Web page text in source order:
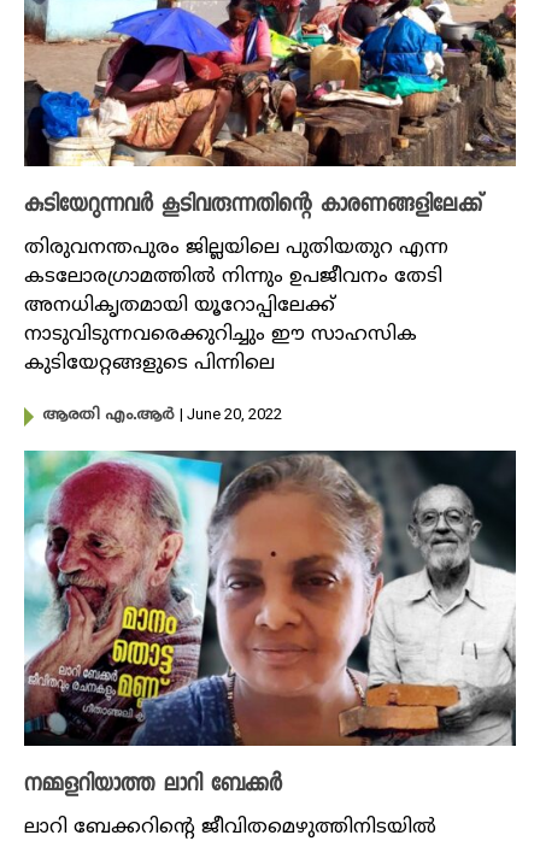
കുടിയേറുന്നവർ കൂടിവരുന്നതിന്റെ കാരണങ്ങളിലേക്ക്
തിരുവനന്തപുരം ജില്ലയിലെ പുതിയതുറ എന്ന
കടലോരഗ്രാമത്തിൽ നിന്നും ഉപജീവനം തേടി
അനധികൃതമായി യൂറോപ്പിലേക്ക്
നാടുവിടുന്നവരെക്കുറിച്ചും ഈ സാഹസിക
കുടിയേറ്റങ്ങളുടെ പിന്നിലെ
ആരതി എം.ആർ | June 20, 2022
നമ്മളറിയാത്ത ലാറി ബേക്കർ
ലാറി ബേക്കറിന്റെ ജീവിതമെഴുത്തിനിടയിൽ